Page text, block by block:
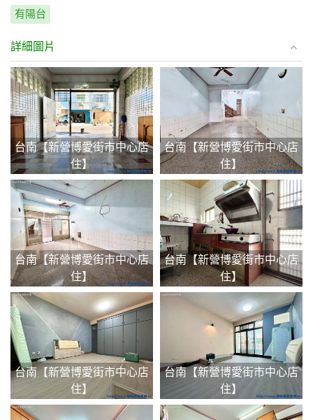
有陽台
詳細圖片
台南【新營博愛街市中心店
住】
台南【新營博愛街市中心店
住】
台南【新營博愛街市中心店
住】
台南【新營博愛街市中心店
住】
台南【新營博愛街市中心店
住】
台南【新營博愛街市中心店
住】